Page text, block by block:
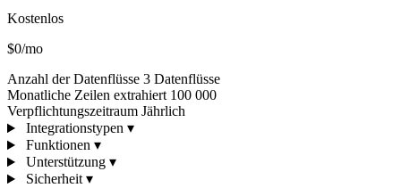
Kostenlos
$0/mo
Anzahl der Datenflüsse 3 Datenflüsse
Monatliche Zeilen extrahiert 100 000
Verpflichtungszeitraum Jährlich
Integrationstypen ▾
Funktionen ▾
Unterstützung ▾
Sicherheit ▾